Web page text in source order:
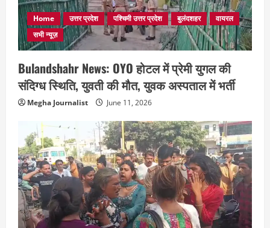
Home उत्तर प्रदेश पश्चिमी उत्तर प्रदेश बुलंदशहर
वायरल
सभी न्यूज़
Bulandshahr News: OYO होटल में प्रेमी युगल की
संदिग्ध स्थिति, युवती की मौत, युवक अस्पताल में भर्ती
Megha Journalist June 11, 2026